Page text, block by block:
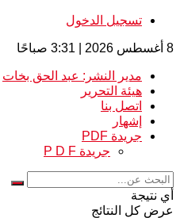
تسجيل الدخول
8 أغسطس 2026 | 3:31 صباحًا
مدير النشر: عبد الحق بخات
هيئة التحرير
اتصل بنا
إشهار
جريدة PDF
جريدة P D F
أي نتيجة
عرض كل النتائج